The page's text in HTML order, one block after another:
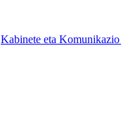
Kabinete eta